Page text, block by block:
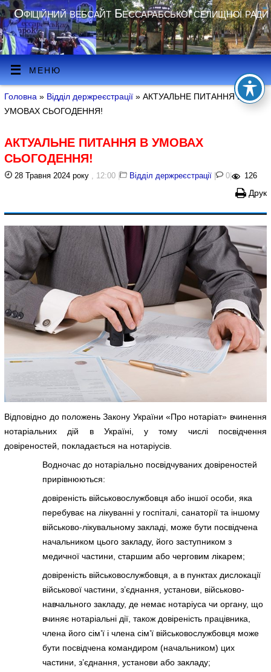
Офіційний вебсайт Бессарабської селищної ради
МЕНЮ
Головна » Відділ держреєстрації » АКТУАЛЬНЕ ПИТАННЯ В
УМОВАХ СЬОГОДЕННЯ!
АКТУАЛЬНЕ ПИТАННЯ В УМОВАХ
СЬОГОДЕННЯ!
28 Травня 2024 року , 12:00 | Відділ держреєстрації | 0 | 126
Друк
Відповідно до положень Закону України «Про нотаріат» вчинення
нотаріальних дій в Україні, у тому числі посвідчення
довіреностей, покладається на нотаріусів.
Водночас до нотаріально посвідчуваних довіреностей
прирівнюються:
довіреність військовослужбовця або іншої особи, яка
перебуває на лікуванні у госпіталі, санаторії та іншому
військово-лікувальному закладі, може бути посвідчена
начальником цього закладу, його заступником з
медичної частини, старшим або черговим лікарем;
довіреність військовослужбовця, а в пунктах дислокації
військової частини, з’єднання, установи, військово-
навчального закладу, де немає нотаріуса чи органу, що
вчиняє нотаріальні дії, також довіреність працівника,
члена його сім’ї і члена сім’ї військовослужбовця може
бути посвідчена командиром (начальником) цих
частини, з’єднання, установи або закладу;